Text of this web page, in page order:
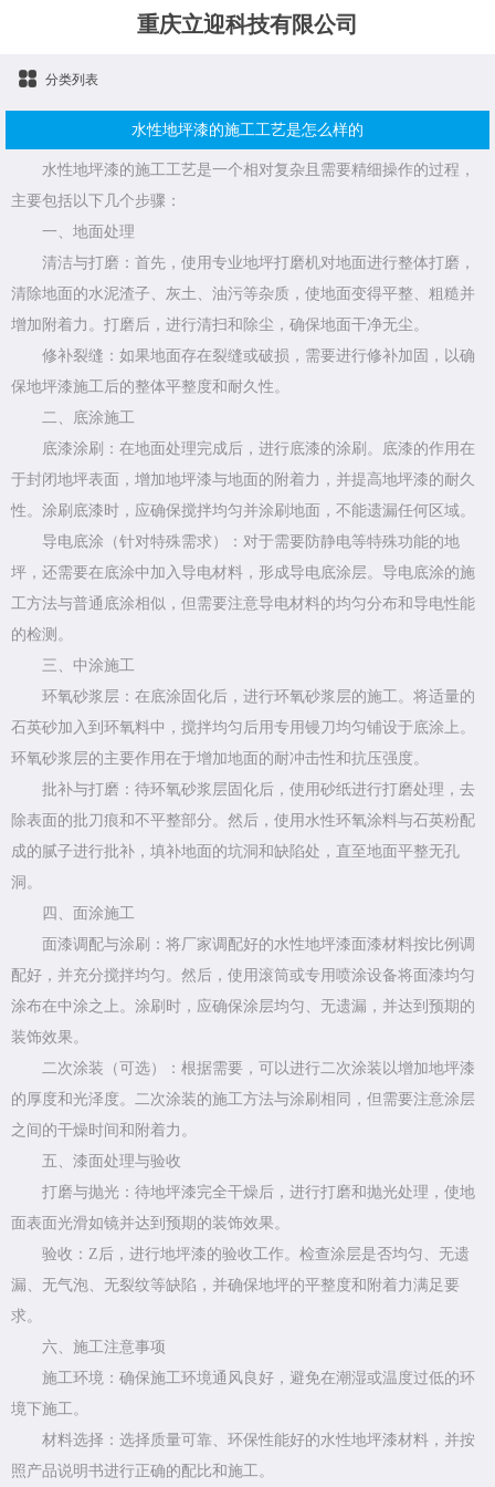
重庆立迎科技有限公司
分类列表
水性地坪漆的施工工艺是怎么样的
水性地坪漆的施工工艺是一个相对复杂且需要精细操作的过程，
主要包括以下几个步骤：
一、地面处理
清洁与打磨：首先，使用专业地坪打磨机对地面进行整体打磨，
清除地面的水泥渣子、灰土、油污等杂质，使地面变得平整、粗糙并
增加附着力。打磨后，进行清扫和除尘，确保地面干净无尘。
修补裂缝：如果地面存在裂缝或破损，需要进行修补加固，以确
保地坪漆施工后的整体平整度和耐久性。
二、底涂施工
底漆涂刷：在地面处理完成后，进行底漆的涂刷。底漆的作用在
于封闭地坪表面，增加地坪漆与地面的附着力，并提高地坪漆的耐久
性。涂刷底漆时，应确保搅拌均匀并涂刷地面，不能遗漏任何区域。
导电底涂（针对特殊需求）：对于需要防静电等特殊功能的地
坪，还需要在底涂中加入导电材料，形成导电底涂层。导电底涂的施
工方法与普通底涂相似，但需要注意导电材料的均匀分布和导电性能
的检测。
三、中涂施工
环氧砂浆层：在底涂固化后，进行环氧砂浆层的施工。将适量的
石英砂加入到环氧料中，搅拌均匀后用专用镘刀均匀铺设于底涂上。
环氧砂浆层的主要作用在于增加地面的耐冲击性和抗压强度。
批补与打磨：待环氧砂浆层固化后，使用砂纸进行打磨处理，去
除表面的批刀痕和不平整部分。然后，使用水性环氧涂料与石英粉配
成的腻子进行批补，填补地面的坑洞和缺陷处，直至地面平整无孔
洞。
四、面涂施工
面漆调配与涂刷：将厂家调配好的水性地坪漆面漆材料按比例调
配好，并充分搅拌均匀。然后，使用滚筒或专用喷涂设备将面漆均匀
涂布在中涂之上。涂刷时，应确保涂层均匀、无遗漏，并达到预期的
装饰效果。
二次涂装（可选）：根据需要，可以进行二次涂装以增加地坪漆
的厚度和光泽度。二次涂装的施工方法与涂刷相同，但需要注意涂层
之间的干燥时间和附着力。
五、漆面处理与验收
打磨与抛光：待地坪漆完全干燥后，进行打磨和抛光处理，使地
面表面光滑如镜并达到预期的装饰效果。
验收：Z后，进行地坪漆的验收工作。检查涂层是否均匀、无遗
漏、无气泡、无裂纹等缺陷，并确保地坪的平整度和附着力满足要
求。
六、施工注意事项
施工环境：确保施工环境通风良好，避免在潮湿或温度过低的环
境下施工。
材料选择：选择质量可靠、环保性能好的水性地坪漆材料，并按
照产品说明书进行正确的配比和施工。